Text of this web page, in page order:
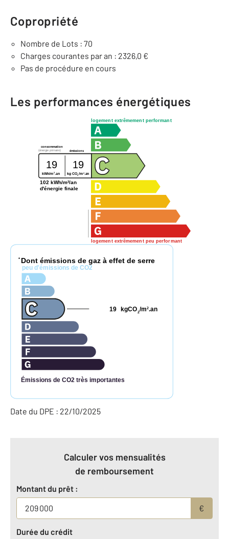
Copropriété
Nombre de Lots : 70
Charges courantes par an : 2326,0 €
Pas de procédure en cours
Les performances énergétiques
logement extrêmement performant
logement extrêmement peu performant
consommation
émissions
(énergie primaire)
19 19
kWh/m 2 .an kg CO2/m2.an
102 kWh/m²/an
d'énergie finale
* Dont émissions de gaz à effet de serre
peu d'émissions de CO2
Émissions de CO2 très importantes
kgCO2/m2.an
19
Date du DPE : 22/10/2025
Calculer vos mensualités
de remboursement
Montant du prêt :
€
Durée du crédit